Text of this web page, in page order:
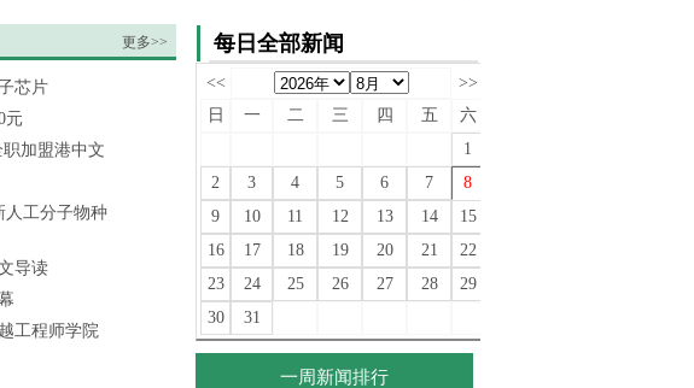
更多>>
芯片
元
加盟港中文
人工分子物种
导读
工程师学院
每日全部新闻
<<
>>
日
一 二 三 四 五
六
1
2
3 4 5 6 7
8
9
10 11 12 13 14
15
16
17 18 19 20 21
22
23
24 25 26 27 28
29
30
31
一周新闻排行